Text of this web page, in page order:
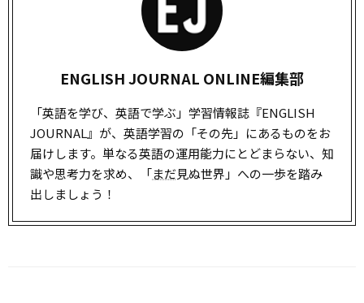
ENGLISH JOURNAL ONLINE編集部
「英語を学び、英語で学ぶ」学習情報誌『ENGLISH
JOURNAL』が、英語学習の「その先」にあるものをお
届けします。単なる英語の運用能力にとどまらない、知
識や思考力を求め、「まだ見ぬ世界」への一歩を踏み
出しましょう！